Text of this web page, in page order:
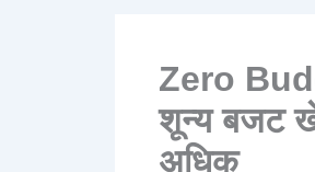
Zero
शून्य बजट
अधिक